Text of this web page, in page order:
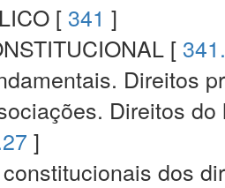
[ 341 ]
[
Direitos
Direitos
]
dos